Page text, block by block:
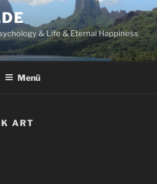
& Life & Eternal Happiness
Menü
ART